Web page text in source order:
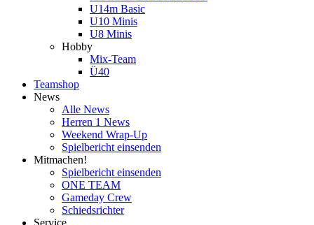
U14m Basic
U10 Minis
U8 Minis
Hobby
Mix-Team
Ü40
Teamshop
News
Alle News
Herren 1 News
Weekend Wrap-Up
Spielbericht einsenden
Mitmachen!
Spielbericht einsenden
ONE TEAM
Gameday Crew
Schiedsrichter
Service